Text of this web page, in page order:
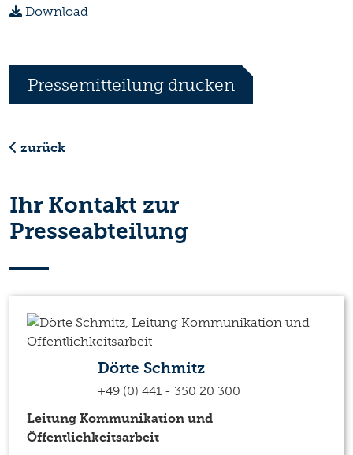
Download
Pressemitteilung drucken
zurück
Ihr Kontakt zur
Presseabteilung
Dörte Schmitz
+49 (0) 441 - 350 20 300
Leitung Kommunikation und
Öffentlichkeitsarbeit